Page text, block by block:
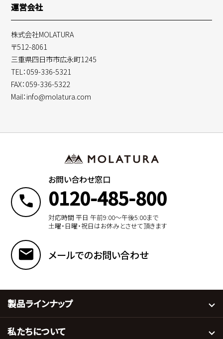
運営会社
株式会社MOLATURA
〒512-8061
三重県四日市市広永町1245
TEL：059-336-5321
FAX：059-336-5322
Mail：info@molatura.com
お問い合わせ窓口
0120-485-800
対応時間 平日 午前9:00〜午後5:00まで
土曜・日曜・祝日はお休みとさせて頂きます
メールでのお問い合わせ
製品ラインナップ
私たちについて